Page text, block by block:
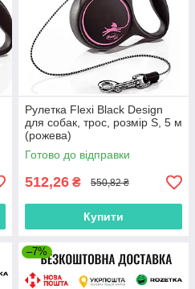
Рулетка Flexi Black Design
для собак, трос, розмір S, 5 м
(рожева)
Готово до відправки
512,26 ₴ 550,82 ₴
Купити
–7%